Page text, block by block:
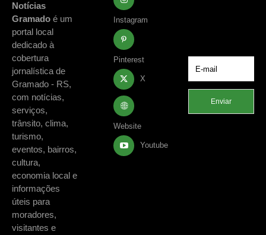
Notícias
Gramado é um
portal local
dedicado à
cobertura
jornalística de
Gramado - RS,
com notícias,
serviços,
trânsito, clima,
turismo,
eventos, bairros,
cultura,
economia local e
informações
úteis para
moradores,
visitantes e
Instagram
Pinterest
X
Website
Youtube
Enviar